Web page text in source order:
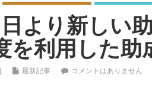
より新しい
を利用した助
最新記事 コメントはありません